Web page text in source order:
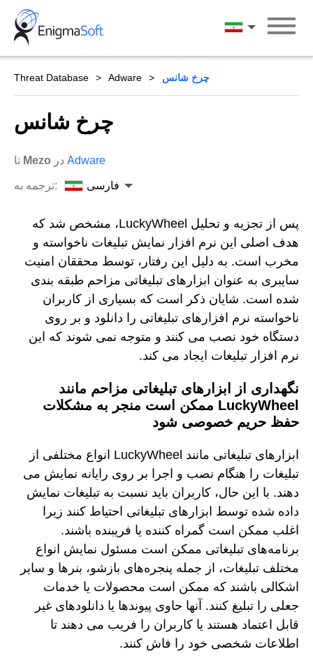
Skip
content
فارسی
Threat Database Adware چرخ شانس
چرخ شانس
Mezo Adware
ترجمه به: فارسی
پس از تجزیه و تحلیل LuckyWheel، مشخص شد که
هدف اصلی این نرم افزار نمایش تبلیغات ناخواسته و
مخرب است. به دلیل این رفتار، توسط محققان امنیت
سایبری به عنوان ابزارهای تبلیغاتی مزاحم طبقه بندی
شده است. شایان ذکر است که بسیاری از کاربران
ناخواسته نرم افزارهای تبلیغاتی را دانلود و بر روی
دستگاه خود نصب می کنند و متوجه نمی شوند که این
نرم افزار تبلیغات ایجاد می کند.
نگهداری از ابزارهای تبلیغاتی مزاحم مانند
LuckyWheel ممکن است منجر به مشکلات
حفظ حریم خصوصی شود
ابزارهای تبلیغاتی مانند LuckyWheel انواع مختلفی از
تبلیغات را هنگام نصب و اجرا بر روی رایانه نمایش می
دهند. با این حال، کاربران باید نسبت به تبلیغات نمایش
داده شده توسط ابزارهای تبلیغاتی احتیاط کنند زیرا
اغلب ممکن است گمراه کننده یا فریبنده باشند.
برنامه‌های تبلیغاتی ممکن است مسئول نمایش انواع
مختلف تبلیغات، از جمله پنجره‌های بازشو، بنرها و سایر
اشکالی باشند که ممکن است محصولات یا خدمات
جعلی را تبلیغ کنند. آنها حاوی پیوندها یا دانلودهای غیر
قابل اعتماد هستند یا کاربران را فریب می دهند تا
اطلاعات شخصی خود را فاش کنند.